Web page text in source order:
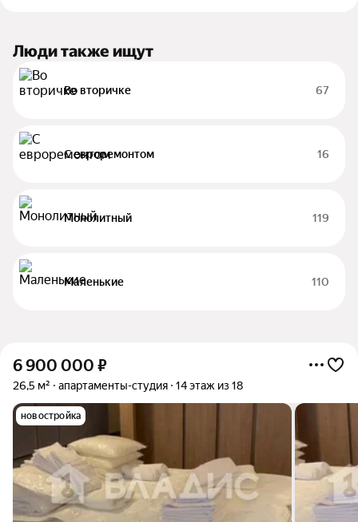
Люди также ищут
Во вторичке 67
С евроремонтом 16
Монолитный 119
Маленькие 110
6 900 000 ₽
26,5 м² апартаменты-студия 14 этаж из 18
новостройка